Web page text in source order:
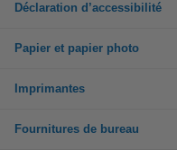
Déclaration d’accessibilité
Papier et papier photo
Imprimantes
Fournitures de bureau